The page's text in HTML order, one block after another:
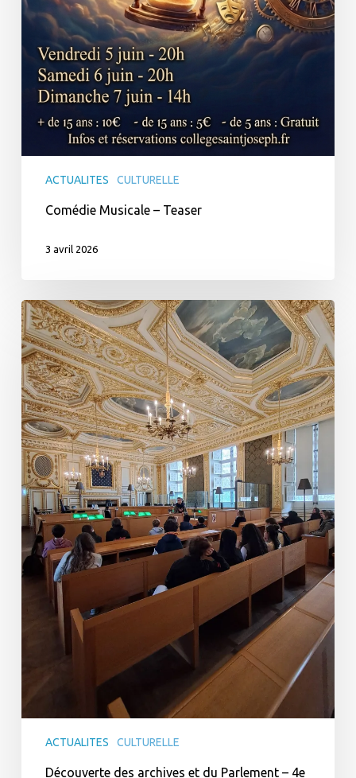
ACTUALITES CULTURELLE
Comédie Musicale – Teaser
3 avril 2026
Découverte
des
archives
et
du
Parlement
–
4e
ACTUALITES CULTURELLE
Découverte des archives et du Parlement – 4e